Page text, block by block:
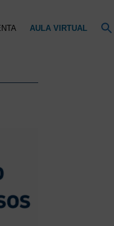
AULA VIRTUAL